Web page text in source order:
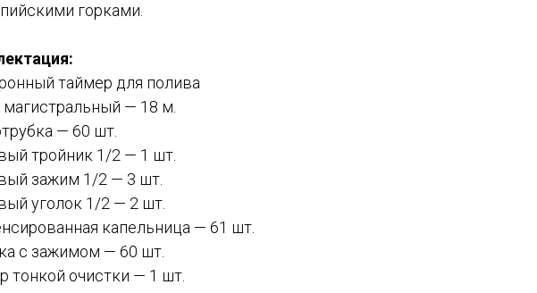
горками.
таймер для полива
магистральный — 18 м.
— 60 шт.
тройник 1/2 — 1 шт.
зажим 1/2 — 3 шт.
уголок 1/2 — 2 шт.
капельница — 61 шт.
с зажимом — 60 шт.
тонкой очистки — 1 шт.